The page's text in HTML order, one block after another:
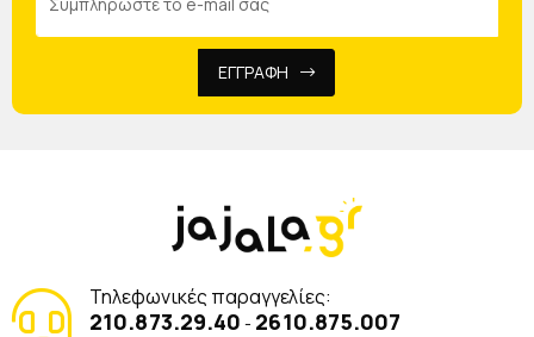
ΕΓΓΡΑΦΗ
Τηλεφωνικές παραγγελίες:
210.873.29.40 - 2610.875.007